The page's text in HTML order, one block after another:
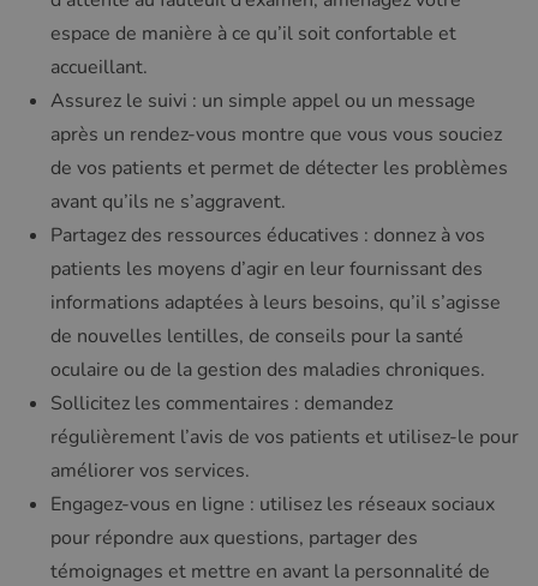
espace de manière à ce qu’il soit confortable et
accueillant.
Assurez le suivi : un simple appel ou un message
après un rendez-vous montre que vous vous souciez
de vos patients et permet de détecter les problèmes
avant qu’ils ne s’aggravent.
Partagez des ressources éducatives : donnez à vos
patients les moyens d’agir en leur fournissant des
informations adaptées à leurs besoins, qu’il s’agisse
de nouvelles lentilles, de conseils pour la santé
oculaire ou de la gestion des maladies chroniques.
Sollicitez les commentaires : demandez
régulièrement l’avis de vos patients et utilisez-le pour
améliorer vos services.
Engagez-vous en ligne : utilisez les réseaux sociaux
pour répondre aux questions, partager des
témoignages et mettre en avant la personnalité de